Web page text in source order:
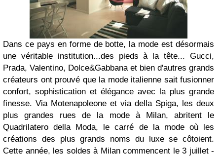
Dans ce pays en forme de botte, la mode est désormais
une véritable institution...des pieds à la tête... Gucci,
Prada, Valentino, Dolce&Gabbana et bien d'autres grands
créateurs ont prouvé que la mode italienne sait fusionner
confort, sophistication et élégance avec la plus grande
finesse. Via Motenapoleone et via della Spiga, les deux
plus grandes rues de la mode à Milan, abritent le
Quadrilatero della Moda, le carré de la mode où les
créations des plus grands noms du luxe se côtoient.
Cette année, les soldes à Milan commencent le 3 juillet -